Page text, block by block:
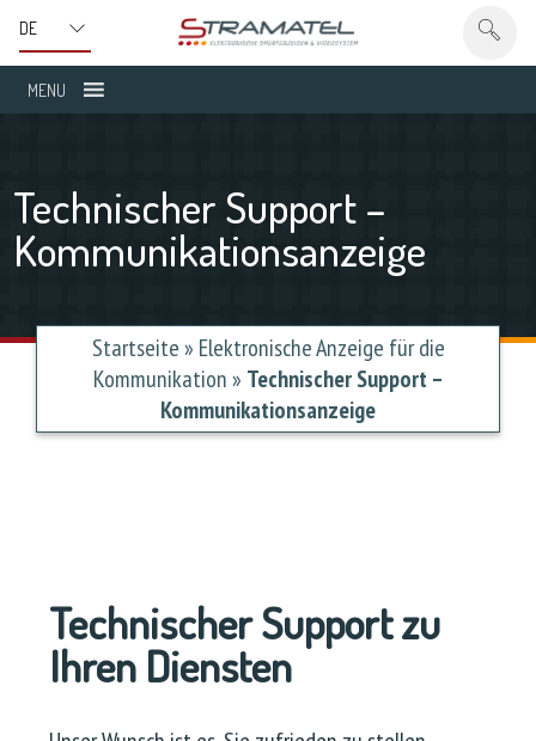
MENU
Technischer Support –
Kommunikationsanzeige
Startseite» Elektronische Anzeige für die
Kommunikation» Technischer Support –
Kommunikationsanzeige
Technischer Support zu
Ihren Diensten